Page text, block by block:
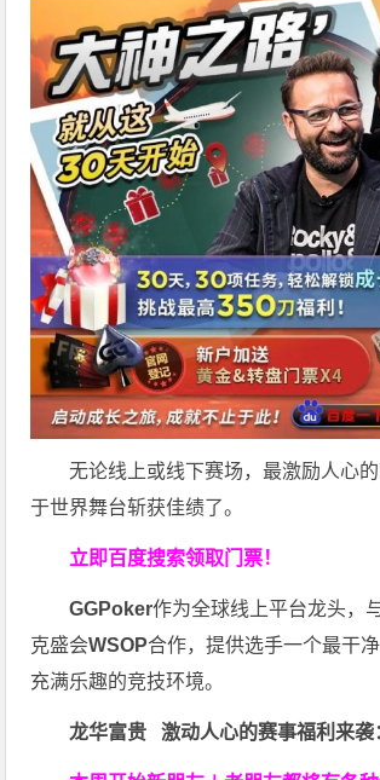
无论线上或线下赛场，最激励人心
于世界舞台斩获佳绩了。
立即百度搜索领取门票！
GGPoker作为全球线上平台龙头，
克盛会WSOP合作，提供选手一个最干
充满乐趣的竞技环境。
龙华富贵 激动人心的赛事福利来袭